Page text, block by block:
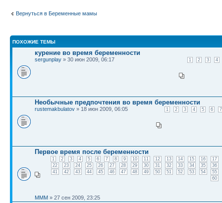
Вернуться в Беременные мамы
ПОХОЖИЕ ТЕМЫ
курение во время беременности
1 2 3 4
sergunplay » 30 июн 2009, 06:17
Необычные предпочтения во время беременности
1 2 3 4 5 6 7
rustemakbulatov » 18 июн 2009, 06:05
Первое время после беременности
1 2 3 4 5 6 7 8 9 10 11 12 13 14 15 16
17
22
23 24 25 26 27 28 29 30 31 32 33 34 35
36
41
42 43 44 45 46 47 48 49 50 51 52 53 54
55
60
MMM » 27 сен 2009, 23:25